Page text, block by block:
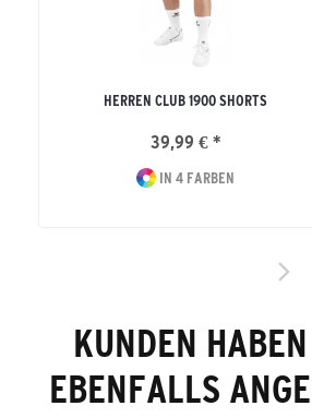
HERREN CLUB 1900 SHORTS
39,99 € *
IN 4 FARBEN
KUNDEN
EBENFALLS